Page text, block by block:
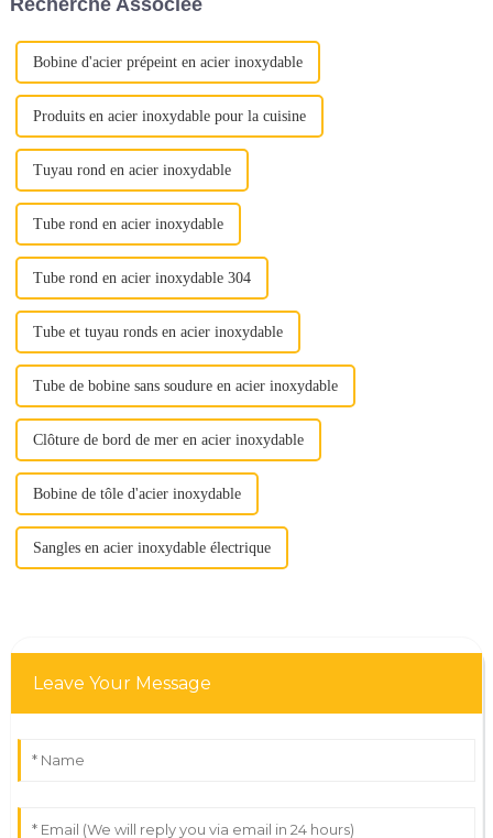
Recherche Associée
Bobine d'acier prépeint en acier inoxydable
Produits en acier inoxydable pour la cuisine
Tuyau rond en acier inoxydable
Tube rond en acier inoxydable
Tube rond en acier inoxydable 304
Tube et tuyau ronds en acier inoxydable
Tube de bobine sans soudure en acier inoxydable
Clôture de bord de mer en acier inoxydable
Bobine de tôle d'acier inoxydable
Sangles en acier inoxydable électrique
Leave Your Message